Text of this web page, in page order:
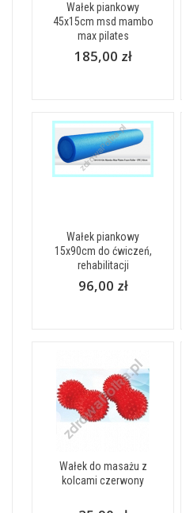
Wałek piankowy
45x15cm msd mambo
max pilates
185,00 zł
Wałek piankowy
15x90cm do ćwiczeń,
rehabilitacji
96,00 zł
Wałek do masażu z
kolcami czerwony